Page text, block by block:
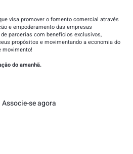
visa promover o fomento comercial através
e empoderamento das empresas
parcerias com benefícios exclusivos,
propósitos e movimentando a economia do
movimento!
do amanhã.
Associe-se agora